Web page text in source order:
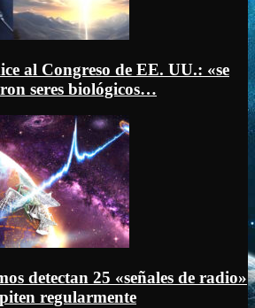
al Congreso de EE. UU.: «se
seres biológicos…
detectan 25 «señales de radio»
regularmente